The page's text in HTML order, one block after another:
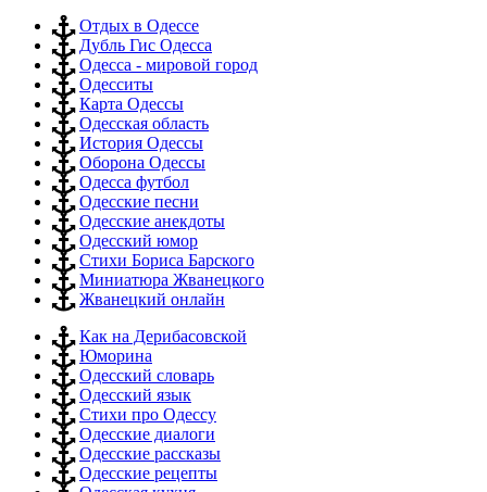
Отдых в Одессе
Дубль Гис Одесса
Одесса - мировой город
Одесситы
Карта Одессы
Одесская область
История Одессы
Оборона Одессы
Одесса футбол
Одесские песни
Одесские анекдоты
Одесский юмор
Стихи Бориса Барского
Миниатюра Жванецкого
Жванецкий онлайн
Как на Дерибасовской
Юморина
Одесский словарь
Одесский язык
Стихи про Одессу
Одесские диалоги
Одесские рассказы
Одесские рецепты